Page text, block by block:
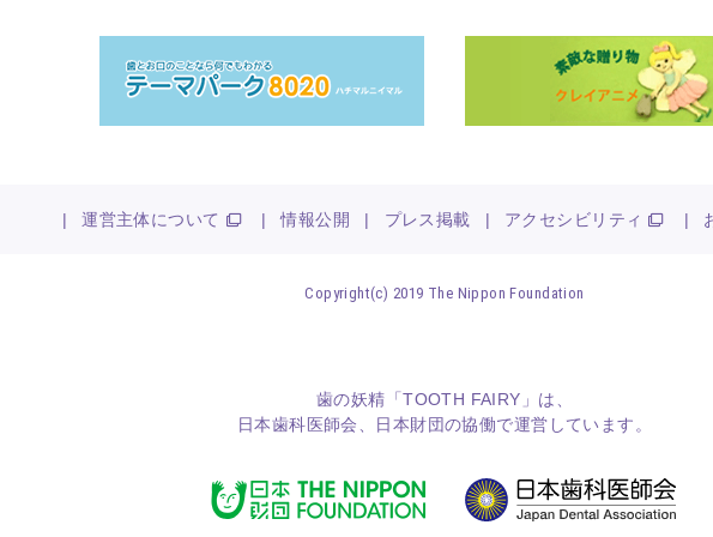
| 運営主体について | 情報公開 | プレス掲載 | アクセシビリティ |
Copyright(c) 2019 The Nippon Foundation
歯の妖精「TOOTH FAIRY」は、
日本歯科医師会
日本財団の協働で運営しています。